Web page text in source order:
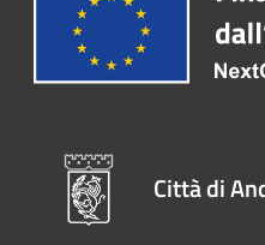
Città di